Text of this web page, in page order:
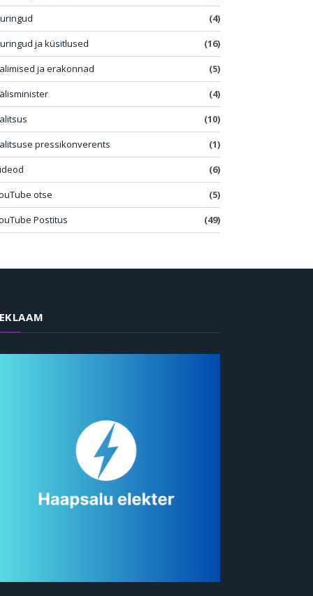
(4)
ja küsitlused
(16)
ja erakonnad
(5)
(4)
(10)
pressikonverents
(1)
(6)
otse
(5)
Postitus
(49)